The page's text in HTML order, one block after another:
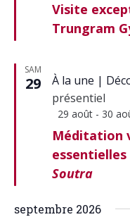
avant
Visite
Trungram
SAM
29 À la une
présentiel
Mis
avant
29 août- 30
Méditation
Soutra
septembre 2026